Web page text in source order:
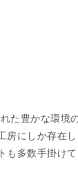
た豊かな環境
房にしか存在
も多数手掛け